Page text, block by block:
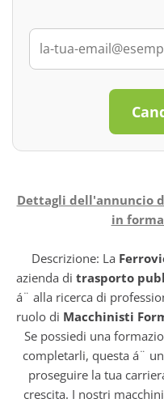
Dettagli dell'annuncio
in
Descrizione: La
azienda di trasporto
á¨ alla ricerca di
ruolo di Macchinisti
Se possiedi una
completarli, questa á¨
proseguire la tua
crescita. I nostri